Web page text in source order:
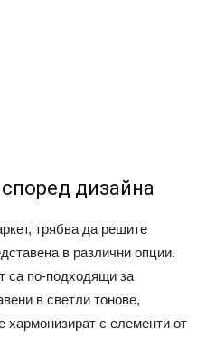
дизайна
трябва да решите
в различни опции.
са по-подходящи за
в светли тонове,
хармонизират с елементи от